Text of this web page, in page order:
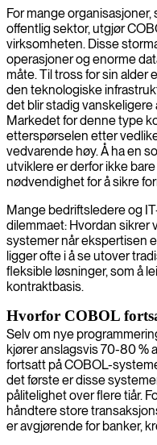
Vi tilbyr ekspertutvikling i
modernisere dine
som vi sikrer kontinuerlig
For mange
offentlig sektor, utgjør
virksomheten. Disse
operasjoner og enorme
måte. Til tross for sin alder
den teknologiske
det blir stadig
Markedet for denne type
etterspørselen etter
vedvarende høy. Å ha en
utviklere er derfor ikke
nødvendighet for å sikre
Mange bedriftsledere og
dilemmaet: Hvordan sikrer
systemer når ekspertisen
ligger ofte i å se utover
fleksible løsninger, som å
kontraktbasis.
Hvorfor COBOL
Selv om nye
kjører anslagsvis 70-80 %
fortsatt på COBOL-
det første er disse
pålitelighet over flere tiår.
håndtere store
er avgjørende for banker,